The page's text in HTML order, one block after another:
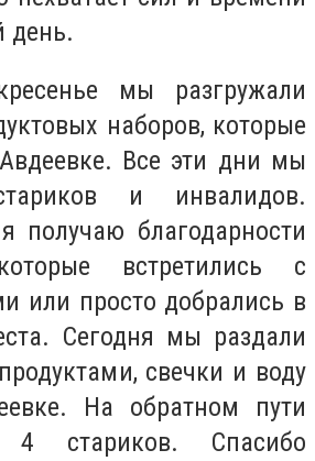
день.
мы разгружали
наборов, которые
Все эти дни мы
и инвалидов.
получаю благодарности
встретились с
или просто добрались в
Сегодня мы раздали
свечки и воду
На обратном пути
4 стариков. Спасибо